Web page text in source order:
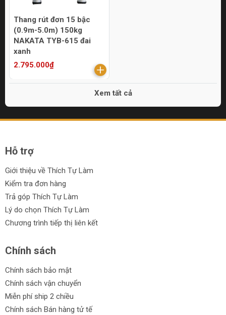
Thang rút đơn 15 bậc
(0.9m-5.0m) 150kg
NAKATA TYB-615 đai
xanh
2.795.000₫
Xem tất cả
Hỗ trợ
Giới thiệu về Thích Tự Làm
Kiểm tra đơn hàng
Trả góp Thích Tự Làm
Lý do chọn Thích Tự Làm
Chương trình tiếp thị liên kết
Chính sách
Chính sách bảo mật
Chính sách vận chuyển
Miễn phí ship 2 chiều
Chính sách Bán hàng tử tế